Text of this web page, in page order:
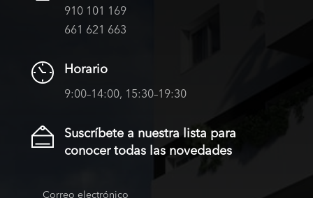
910 101 169
661 621 663
Horario
9:00–14:00, 15:30–19:30
Suscríbete a nuestra lista para
conocer todas las novedades